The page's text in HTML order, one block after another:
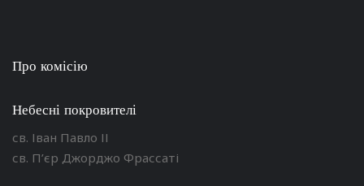
Про комісію
Небесні покровителі
св. Іван Павло ІІ
св. П’єр Джорджо Фрассаті